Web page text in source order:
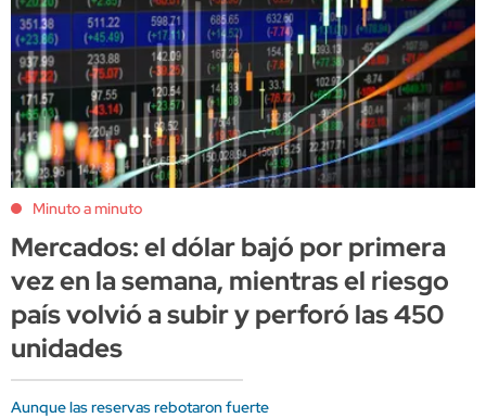
Minuto a minuto
Mercados: el dólar bajó por primera
vez en la semana, mientras el riesgo
país volvió a subir y perforó las 450
unidades
Aunque las reservas rebotaron fuerte